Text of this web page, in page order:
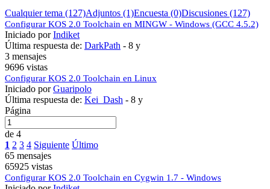
Cualquier tema (127)Adjuntos (1)Encuesta (0)Discusiones (127)
Configurar KOS 2.0 Toolchain en MINGW - Windows (GCC 4.5.2)
Iniciado porIndiket
Última respuesta de: DarkPath - 8 y
3 mensajes
9696 vistas
Configurar KOS 2.0 Toolchain en Linux
Iniciado porGuaripolo
Última respuesta de: Kei_Dash - 8 y
Página
de 4
1 2 3 4 Siguiente Último
65 mensajes
65925 vistas
Configurar KOS 2.0 Toolchain en Cygwin 1.7 - Windows